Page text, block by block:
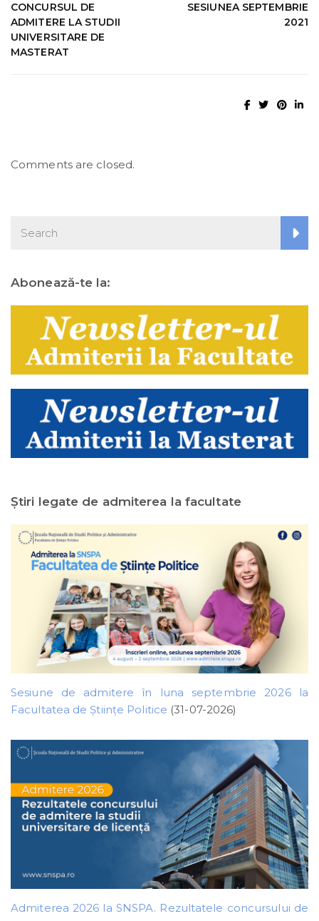
CONCURSUL DE
ADMITERE LA STUDII
UNIVERSITARE DE
MASTERAT
SESIUNEA SEPTEMBRIE
2021
Comments are closed.
Abonează-te la:
Ştiri legate de admiterea la facultate
Sesiune de admitere în luna septembrie 2026 la
Facultatea de Științe Politice (31-07-2026)
Admiterea 2026 la SNSPA. Rezultatele concursului de